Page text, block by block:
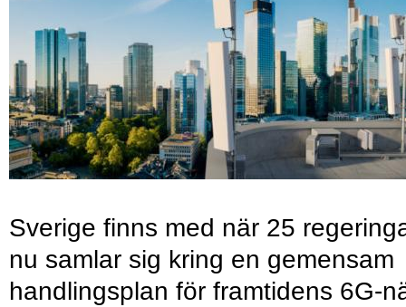
Sverige finns med när 25
nu samlar sig kring en gemensam
handlingsplan för framtidens 6G-